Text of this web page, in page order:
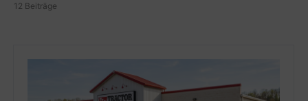
12 Beiträge